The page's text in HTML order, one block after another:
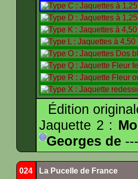
Édition
Jaquette 2 :
Georges de ---
024 La Pucelle de France